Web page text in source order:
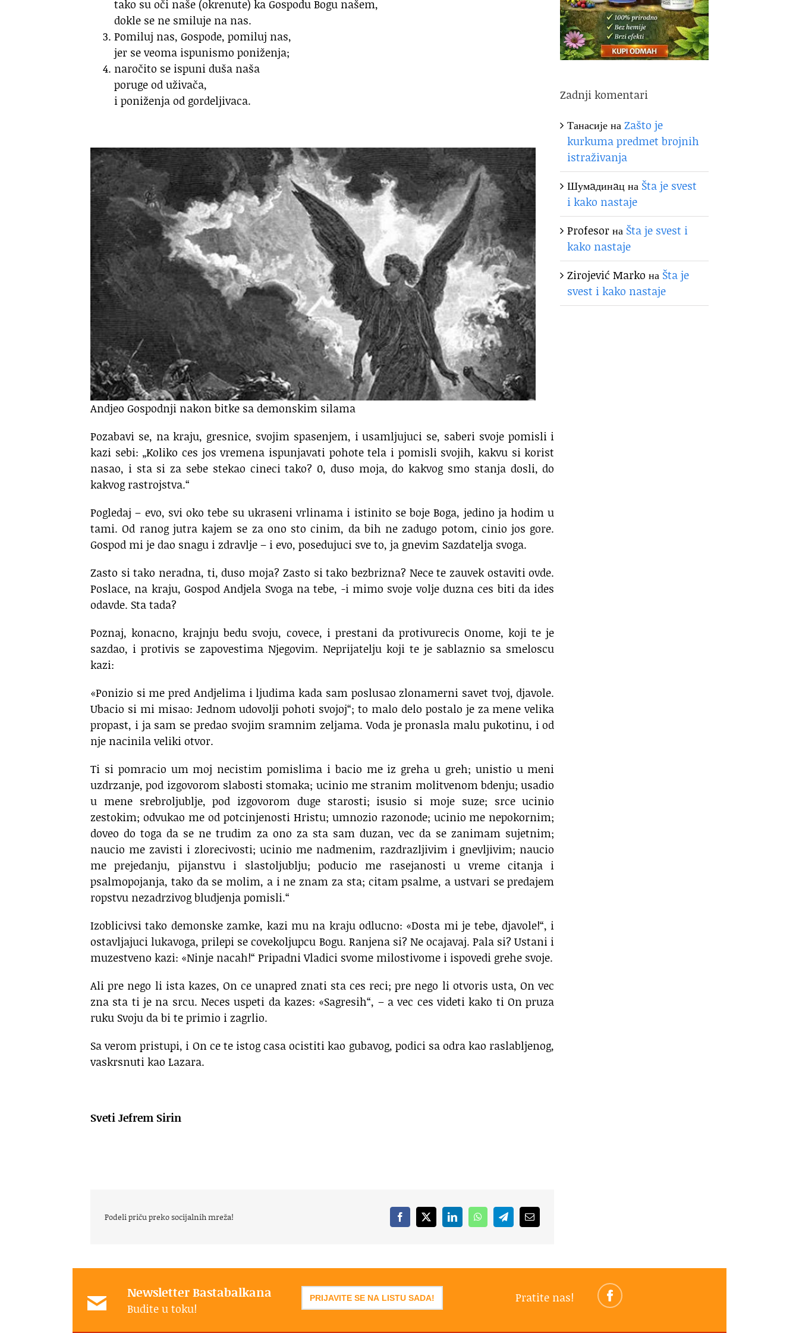
tako su oči naše (okrenute) ka Gospodu Bogu našem,
dokle se ne smiluje na nas.
Pomiluj nas, Gospode, pomiluj nas,
jer se veoma ispunismo poniženja;
naročito se ispuni duša naša
poruge od uživača,
i poniženja od gordeljivaca.
Andjeo Gospodnji nakon bitke sa demonskim silama
Pozabavi se, na kraju, gresnice, svojim spasenjem, i usamljujuci se, saberi svoje pomisli i
kazi sebi: „Koliko ces jos vremena ispunjavati pohote tela i pomisli svojih, kakvu si korist
nasao, i sta si za sebe stekao cineci tako? 0, duso moja, do kakvog smo stanja dosli, do
kakvog rastrojstva.“
Pogledaj – evo, svi oko tebe su ukraseni vrlinama i istinito se boje Boga, jedino ja hodim u
tami. Od ranog jutra kajem se za ono sto cinim, da bih ne zadugo potom, cinio jos gore.
Gospod mi je dao snagu i zdravlje – i evo, posedujuci sve to, ja gnevim Sazdatelja svoga.
Zasto si tako neradna, ti, duso moja? Zasto si tako bezbrizna? Nece te zauvek ostaviti ovde.
Poslace, na kraju, Gospod Andjela Svoga na tebe, -i mimo svoje volje duzna ces biti da ides
odavde. Sta tada?
Poznaj, konacno, krajnju bedu svoju, covece, i prestani da protivurecis Onome, koji te je
sazdao, i protivis se zapovestima Njegovim. Neprijatelju koji te je sablaznio sa smeloscu
kazi:
«Ponizio si me pred Andjelima i ljudima kada sam poslusao zlonamerni savet tvoj, djavole.
Ubacio si mi misao: Jednom udovolji pohoti svojoj“; to malo delo postalo je za mene velika
propast, i ja sam se predao svojim sramnim zeljama. Voda je pronasla malu pukotinu, i od
nje nacinila veliki otvor.
Ti si pomracio um moj necistim pomislima i bacio me iz greha u greh; unistio u meni
uzdrzanje, pod izgovorom slabosti stomaka; ucinio me stranim molitvenom bdenju; usadio
u mene srebroljublje, pod izgovorom duge starosti; isusio si moje suze; srce ucinio
zestokim; odvukao me od potcinjenosti Hristu; umnozio razonode; ucinio me nepokornim;
doveo do toga da se ne trudim za ono za sta sam duzan, vec da se zanimam sujetnim;
naucio me zavisti i zlorecivosti; ucinio me nadmenim, razdrazljivim i gnevljivim; naucio
me prejedanju, pijanstvu i slastoljublju; poducio me rasejanosti u vreme citanja i
psalmopojanja, tako da se molim, a i ne znam za sta; citam psalme, a ustvari se predajem
ropstvu nezadrzivog bludjenja pomisli.“
Izoblicivsi tako demonske zamke, kazi mu na kraju odlucno: «Dosta mi je tebe, djavole!“, i
ostavljajuci lukavoga, prilepi se covekoljupcu Bogu. Ranjena si? Ne ocajavaj. Pala si? Ustani i
muzestveno kazi: «Ninje nacah!“ Pripadni Vladici svome milostivome i ispovedi grehe svoje.
Ali pre nego li ista kazes, On ce unapred znati sta ces reci; pre nego li otvoris usta, On vec
zna sta ti je na srcu. Neces uspeti da kazes: «Sagresih“, – a vec ces videti kako ti On pruza
ruku Svoju da bi te primio i zagrlio.
Sa verom pristupi, i On ce te istog casa ocistiti kao gubavog, podici sa odra kao raslabljenog,
vaskrsnuti kao Lazara.
Sveti Jefrem Sirin
Podeli priču preko socijalnih mreža! Facebook
X LinkedInWhatsAppTelegramEmail
Zadnji komentari
ТанасијенаZašto je
kurkuma predmet brojnih
istraživanja
Шумaдинaцна Šta je svest
i kako nastaje
Profesorна Šta je svest i
kako nastaje
Zirojević Marko на Šta je
svest i kako nastaje
Newsletter Bastabalkana
Budite u toku!
PRIJAVITE SE NA LISTU SADA! Pratite nas!